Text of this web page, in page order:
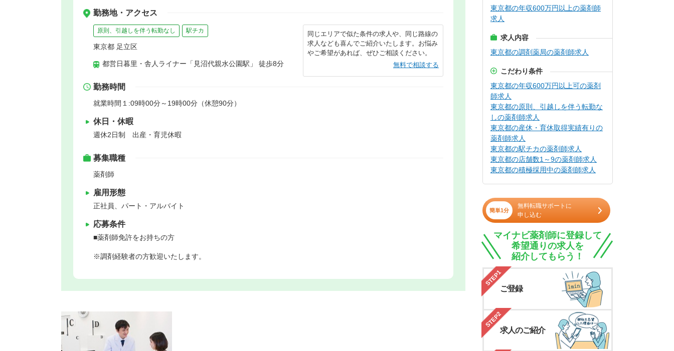
勤務地・アクセス
原則、引越しを伴う転勤なし 駅チカ
東京都 足立区
都営日暮里・舎人ライナー「見沼代親水公園駅」 徒歩8分
同じエリアで似た条件の求人や、同じ路線の
求人なども喜んでご紹介いたします。お悩み
やご希望があれば、ぜひご相談ください。
無料で相談する
勤務時間
就業時間１:09時00分～19時00分（休憩90分）
休日・休暇
週休2日制 出産・育児休暇
募集職種
薬剤師
雇用形態
正社員、パート・アルバイト
応募条件
■薬剤師免許をお持ちの方
※調剤経験者の方歓迎いたします。
東京都の年収600万円以上の薬剤師
求人
求人内容
東京都の調剤薬局の薬剤師求人
こだわり条件
東京都の年収600万円以上可の薬剤
師求人
東京都の原則、引越しを伴う転勤な
しの薬剤師求人
東京都の産休・育休取得実績有りの
薬剤師求人
東京都の駅チカの薬剤師求人
東京都の店舗数1～9の薬剤師求人
東京都の積極採用中の薬剤師求人
簡単1分
無料転職サポートに
申し込む
マイナビ薬剤師に登録して
希望通りの求人を
紹介してもらう！
STEP1
ご登録
STEP2
求人のご紹介